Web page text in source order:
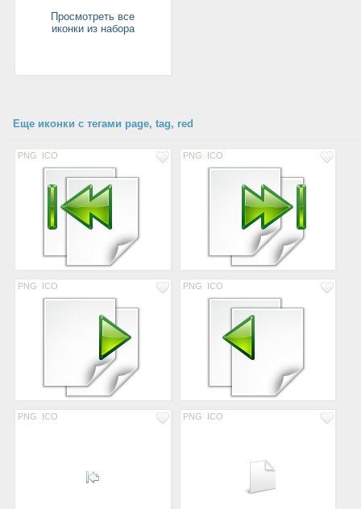
Просмотреть все
иконки из набора
Еще иконки с тегами page, tag, red
PNG ICO PNG ICO
PNG ICO PNG ICO
PNG ICO PNG ICO